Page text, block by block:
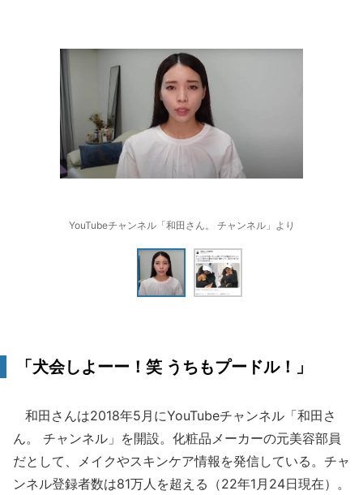
YouTubeチャンネル「和田さん。 チャンネル」より
「犬会しよーー！笑 うちもプードル！」
和田さんは2018年5月にYouTubeチャンネル「和田さ
ん。 チャンネル」を開設。化粧品メーカーの元美容部員
だとして、メイクやスキンケア情報を発信している。チャ
ンネル登録者数は81万人を超える（22年1月24日現在）。